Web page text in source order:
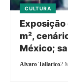
CULTURA
Exposição
m²,
México;
Alvaro Tallarico2